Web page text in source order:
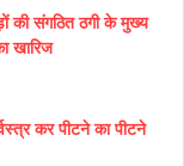
की संगठित ठगी के मुख्य
खारिज
कर पीटने का पीटने